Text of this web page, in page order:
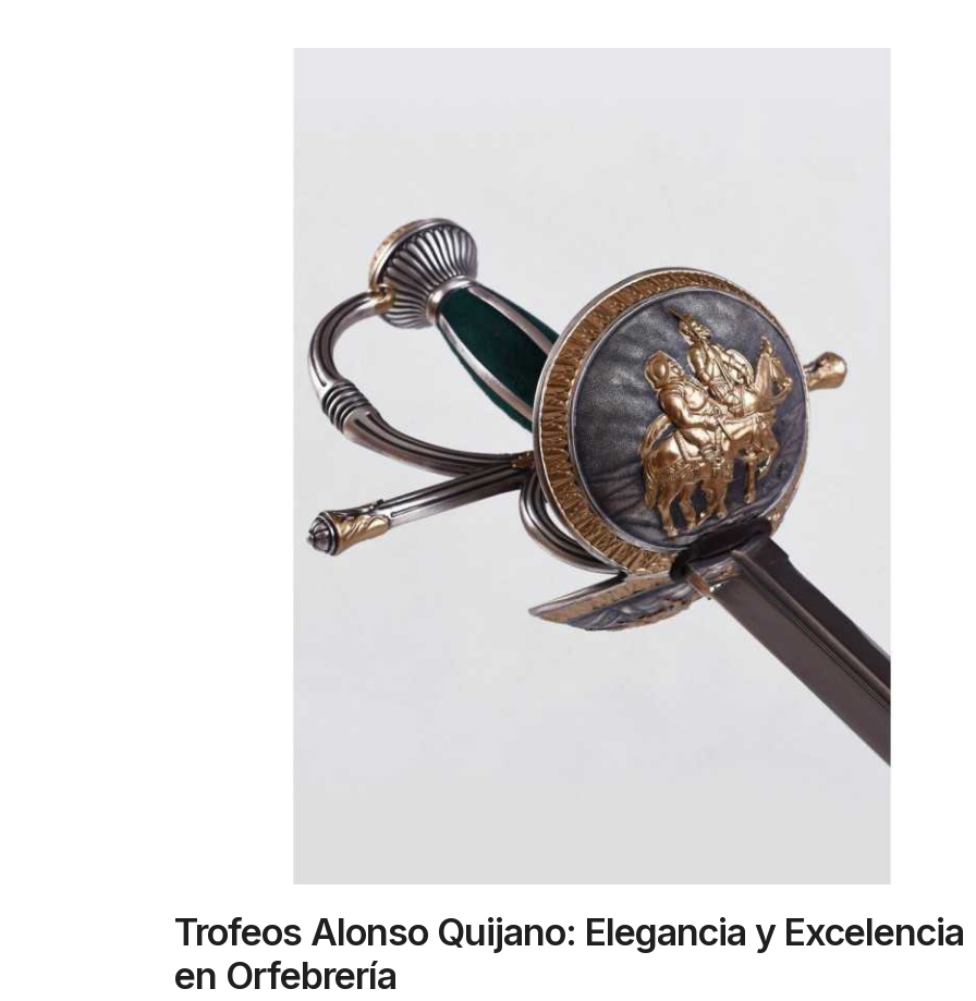
Trofeos Alonso Quijano: Elegancia y Excelencia
en Orfebrería